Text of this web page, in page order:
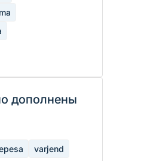
дополнены
varjend